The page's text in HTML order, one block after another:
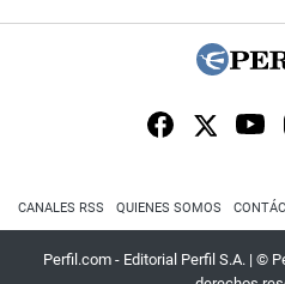
CANALES RSS QUIENES SOMOS
Perfil.com - Editorial Perfil S.A. | ©